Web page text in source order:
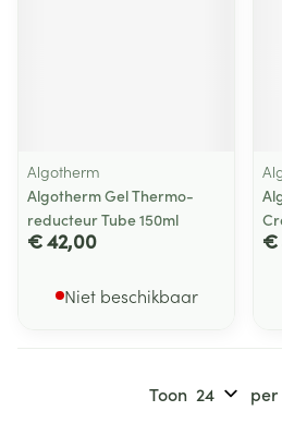
Algotherm
Algotherm Gel Thermo-
reducteur Tube 150ml
€ 42,00
Niet beschikbaar
€
Toon